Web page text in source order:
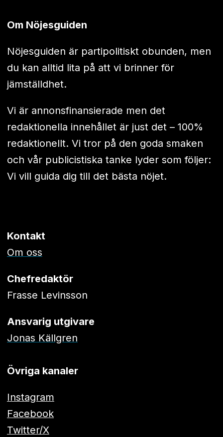
Om Nöjesguiden
Nöjesguiden är partipolitiskt obunden, men
du kan alltid lita på att vi brinner för
jämställdhet.
Vi är annonsfinansierade men det
redaktionella innehållet är just det – 100%
redaktionellt. Vi tror på den goda smaken
och vår publicistiska tanke lyder som följer:
Vi vill guida dig till det bästa nöjet.
Kontakt
Om oss
Chefredaktör
Frasse Levinsson
Ansvarig utgivare
Jonas Källgren
Övriga kanaler
Instagram
Facebook
Twitter/X